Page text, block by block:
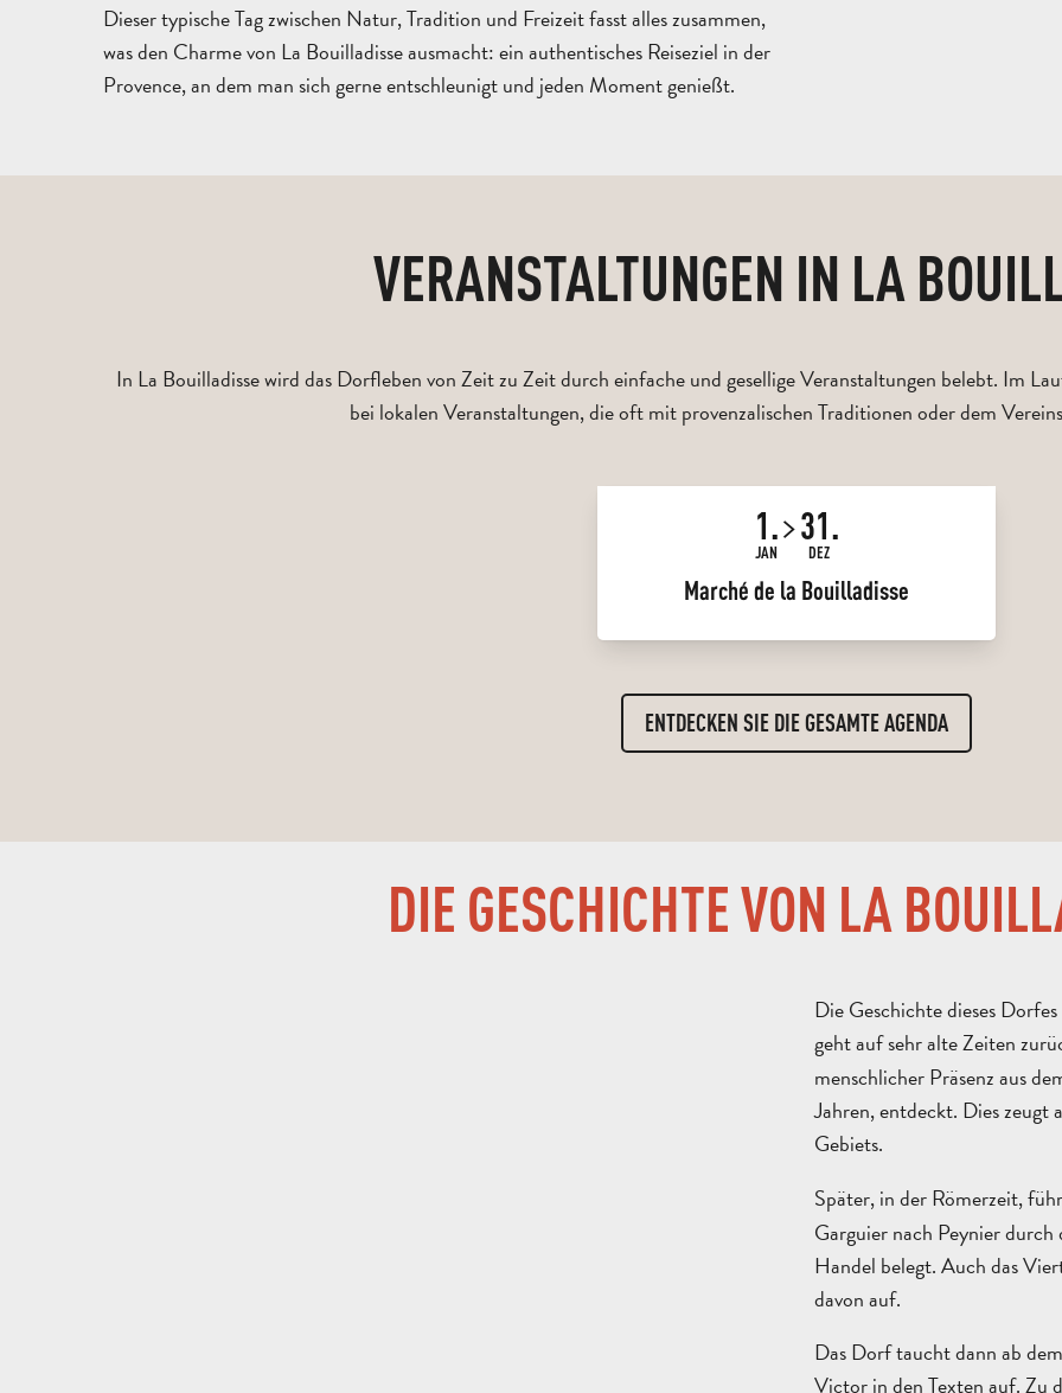
Dieser typische Tag zwischen Natur, Tradition und Freizeit fasst alles zusammen,
was den Charme von La Bouilladisse ausmacht: ein authentisches Reiseziel in der
Provence, an dem man sich gerne entschleunigt und jeden Moment genießt.
VERANSTALTUNGEN IN LA
In La Bouilladisse wird das Dorfleben von Zeit zu Zeit durch einfache und gesellige Veranstaltungen belebt. Im
bei lokalen Veranstaltungen, die oft mit provenzalischen Traditionen oder dem
1.
JAN
31.
DEZ
Marché de la Bouilladisse
ENTDECKEN SIE DIE GESAMTE AGENDA
DIE GESCHICHTE VON LA
Die Geschichte dieses
geht auf sehr alte Zeiten
menschlicher Präsenz aus
Jahren, entdeckt. Dies zeugt
Gebiets.
Später, in der Römerzeit,
Garguier nach Peynier durch
Handel belegt. Auch das
davon auf.
Das Dorf taucht dann ab
Victor in den Texten auf. Zu